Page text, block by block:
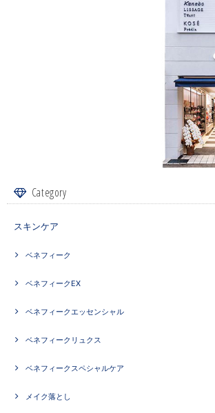
Category
スキンケア
ベネフィーク
ベネフィークEX
ベネフィークエッセンシャル
ベネフィークリュクス
ベネフィークスペシャルケア
メイク落とし